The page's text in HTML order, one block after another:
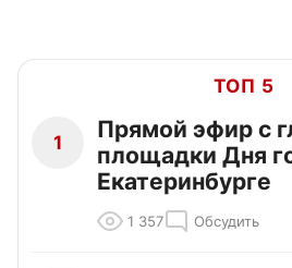
ТОП 5
1
Прямой эфир с
площадки Дня
Екатеринбурге
1 357 Обсудить